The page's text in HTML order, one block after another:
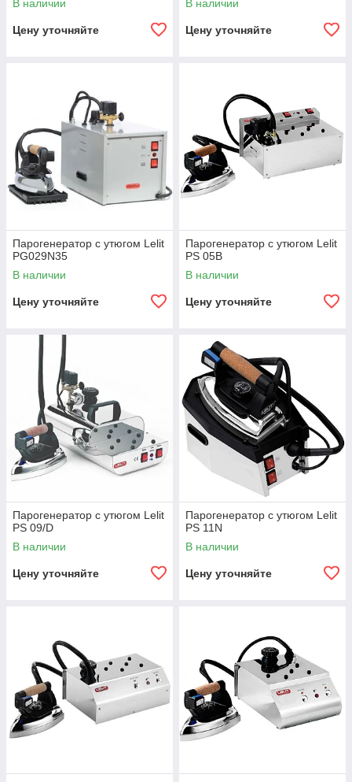
В наличии
Цену уточняйте
В наличии
Цену уточняйте
Парогенератор с утюгом Lelit
PG029N35
В наличии
Цену уточняйте
Парогенератор с утюгом Lelit
PS 05B
В наличии
Цену уточняйте
Парогенератор с утюгом Lelit
PS 09/D
В наличии
Цену уточняйте
Парогенератор с утюгом Lelit
PS 11N
В наличии
Цену уточняйте